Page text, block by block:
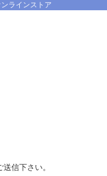
ラインストア
信下さい。